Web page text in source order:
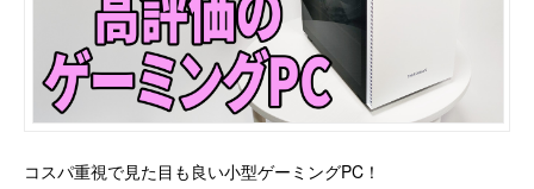
コスパ重視で見た目も良い小型ゲーミングPC！